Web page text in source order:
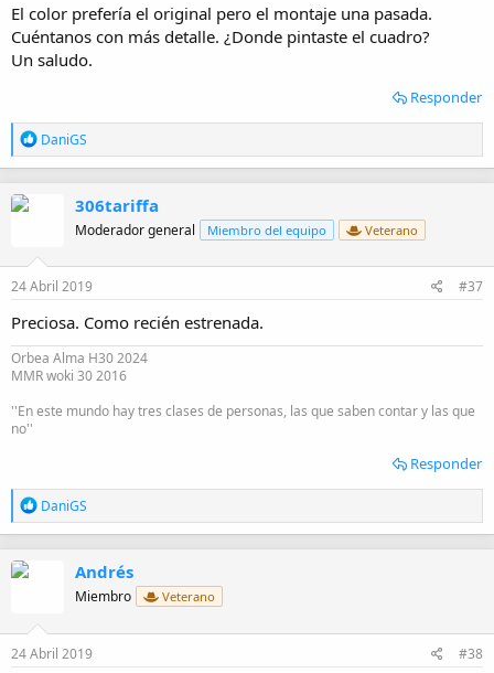
El color prefería el original pero el montaje una pasada.
Cuéntanos con más detalle. ¿Donde pintaste el cuadro?
Un saludo.
Responder
R
e
a
n
e
s
DaniGS
306tariffa
Moderador general Miembro del equipo Veterano
24 Abril 2019 #37
Preciosa. Como recién estrenada.
Orbea Alma H30 2024
MMR woki 30 2016
''En este mundo hay tres clases de personas, las que saben contar y las que
no''
Responder
R
e
a
n
e
s
DaniGS
Andrés
Miembro Veterano
24 Abril 2019 #38